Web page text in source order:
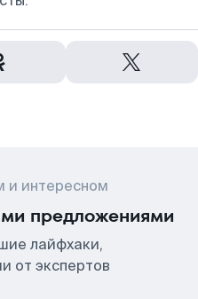
и интересном
предложениями
лайфхаки,
от экспертов